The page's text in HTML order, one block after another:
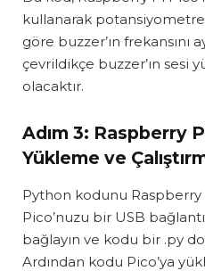
kullanarak
göre buzzer’ın frekansını
çevrildikçe buzzer’ın sesi
olacaktır.
Adım 3: Raspberry
Yükleme ve
Python kodunu Raspberry
Pico’nuzu bir USB
bağlayın ve kodu bir .py
Ardından kodu Pico’ya